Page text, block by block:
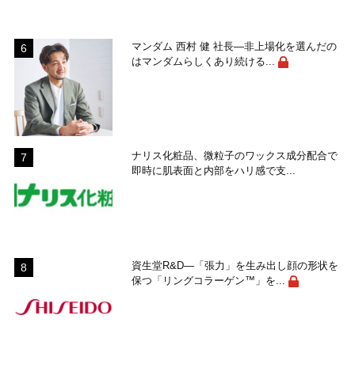
マンダム 西村 健 社長―非上場化を選んだの
はマンダムらしくあり続ける...
ナリス化粧品、微粒子のワックス成分配合で
即時に肌表面と内部をハリ感で支...
資生堂R&D―「張力」を生み出し顔の形状を
保つ「リングコラーゲン™」を...